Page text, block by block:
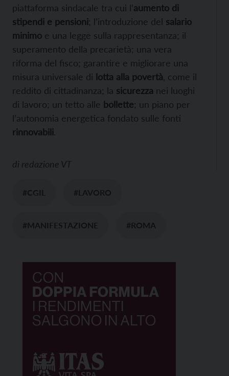
piattaforma sindacale tra cui l’aumento di
stipendi e pensioni; l’introduzione del salario
minimo e una legge sulla rappresentanza; il
superamento della precarietà; una vera
riforma del fisco; garantire e migliorare una
misura universale di lotta alla povertà , come il
reddito di cittadinanza; la sicurezza nei luoghi
di lavoro; un tetto alle bollette; un piano per
l’autonomia energetica fondato sulle fonti
rinnovabili.
di redazione VT
#CGIL #LAVORO
#MANIFESTAZIONE #ROMA